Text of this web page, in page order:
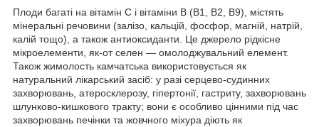
Плоди багаті на вітамін C і вітаміни В (В1, В2, В9), містять
мінеральні речовини (залізо, кальцій, фосфор, магній, натрій,
калій тощо), а також антиоксиданти. Це джерело рідкісне
мікроелементи, як-от селен — омолоджувальний елемент.
Також жимолость камчатська використовується як
натуральний лікарський засіб: у разі серцево-судинних
захворювань, атеросклерозу, гіпертонії, гастриту, захворювань
шлунково-кишкового тракту; вони є особливо цінними під час
захворювань печінки та жовчного міхура діють як